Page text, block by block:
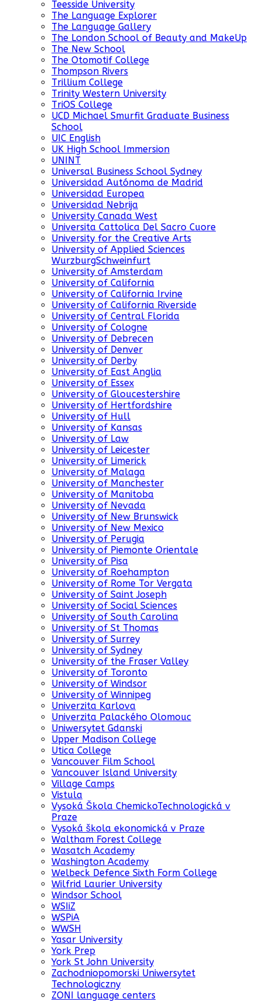
Teesside University
The Language Explorer
The Language Gallery
The London School of Beauty and MakeUp
The New School
The Otomotif College
Thompson Rivers
Trillium College
Trinity Western University
TriOS College
UCD Michael Smurfit Graduate Business
School
UIC English
UK High School Immersion
UNINT
Universal Business School Sydney
Universidad Autónoma de Madrid
Universidad Europea
Universidad Nebrija
University Canada West
Universita Cattolica Del Sacro Cuore
University for the Creative Arts
University of Applied Sciences
WurzburgSchweinfurt
University of Amsterdam
University of California
University of California Irvine
University of California Riverside
University of Central Florida
University of Cologne
University of Debrecen
University of Denver
University of Derby
University of East Anglia
University of Essex
University of Gloucestershire
University of Hertfordshire
University of Hull
University of Kansas
University of Law
University of Leicester
University of Limerick
University of Malaga
University of Manchester
University of Manitoba
University of Nevada
University of New Brunswick
University of New Mexico
University of Perugia
University of Piemonte Orientale
University of Pisa
University of Roehampton
University of Rome Tor Vergata
University of Saint Joseph
University of Social Sciences
University of South Carolina
University of St Thomas
University of Surrey
University of Sydney
University of the Fraser Valley
University of Toronto
University of Windsor
University of Winnipeg
Univerzita Karlova
Univerzita Palackého Olomouc
Uniwersytet Gdanski
Upper Madison College
Utica College
Vancouver Film School
Vancouver Island University
Village Camps
Vistula
Vysoká Škola ChemickoTechnologická v
Praze
Vysoká škola ekonomická v Praze
Waltham Forest College
Wasatch Academy
Washington Academy
Welbeck Defence Sixth Form College
Wilfrid Laurier University
Windsor School
WSIiZ
WSPiA
WWSH
Yasar University
York Prep
York St John University
Zachodniopomorski Uniwersytet
Technologiczny
ZONI language centers